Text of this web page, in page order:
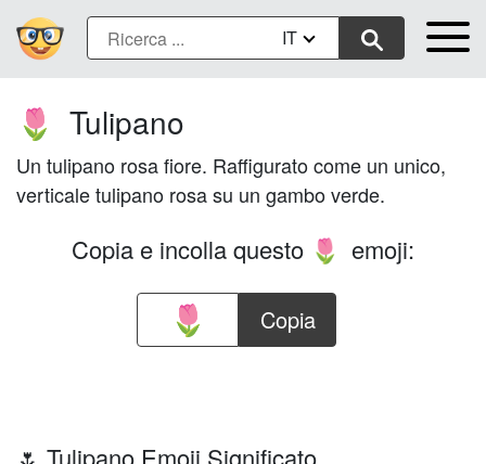
IT
🌷 Tulipano
Un tulipano rosa fiore. Raffigurato come un unico,
verticale tulipano rosa su un gambo verde.
Copia e incolla questo 🌷 emoji:
Copia
🌷 Tulipano Emoji Significato